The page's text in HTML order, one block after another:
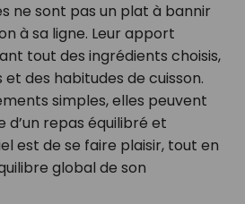
ne sont pas un plat à bannir
à sa ligne. Leur apport
tout des ingrédients choisis,
des habitudes de cuisson.
simples, elles peuvent
repas équilibré et
est de se faire plaisir, tout en
global de son